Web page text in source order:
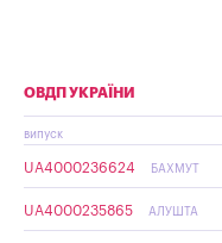
ОВДП УКРАЇНИ
випуск
UA4000236624 БАХМУТ
UA4000235865 АЛУШТА